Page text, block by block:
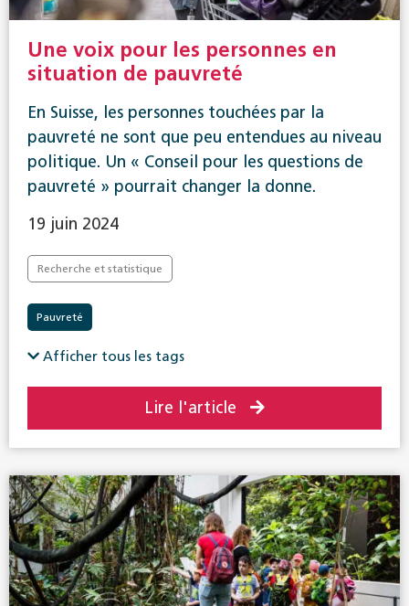
Une voix pour les personnes en
situation de pauvreté
En Suisse, les personnes touchées par la
pauvreté ne sont que peu entendues au niveau
politique. Un « Conseil pour les questions de
pauvreté » pourrait changer la donne.
19 juin 2024
Recherche et statistique
Pauvreté
Afficher tous les tags
Lire l'article